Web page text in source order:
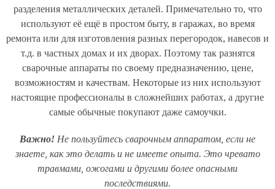
разделения металлических деталей. Примечательно то, что
используют её ещё в простом быту, в гаражах, во время
ремонта или для изготовления разных перегородок, навесов и
т.д. в частных домах и их дворах. Поэтому так разнятся
сварочные аппараты по своему предназначению, цене,
возможностям и качествам. Некоторые из них используют
настоящие профессионалы в сложнейших работах, а другие
самые обычные покупают даже самоучки.
Важно! Не пользуйтесь сварочным аппаратом, если не
знаете, как это делать и не имеете опыта. Это чревато
травмами, ожогами и другими более опасными
последствиями.